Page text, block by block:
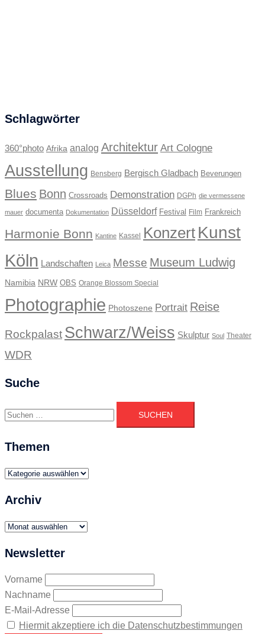
Schlagwörter
360°photo Afrika analog Architektur Art Cologne
Ausstellung Bensberg Bergisch Gladbach Beverungen
Blues Bonn Crossroads Demonstration DGPh die vermessene
mauer documenta Dokumentation Düsseldorf Festival Film Frankreich
Harmonie Bonn Kantine Kassel Konzert Kunst
Köln Landschaften Leica Messe Museum Ludwig
Namibia NRW OBS Orange Blossom Special
Photographie Photoszene Portrait Reise
Rockpalast Schwarz/Weiss Skulptur Soul Theater
WDR
Suche
Suchen
nach:
Themen
Themen
Archiv
Archiv
Newsletter
Vorname
Nachname
E-Mail-Adresse
Hiermit akzeptiere ich die Datenschutzbestimmungen